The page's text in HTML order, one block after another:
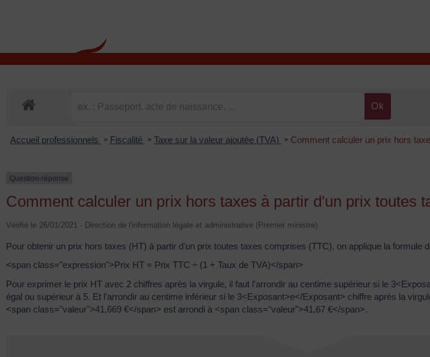
Accueil professionnels > Fiscalité > Taxe sur la valeur ajoutée (TVA) > Comment calculer un prix hors
Question-réponse
Comment calculer un prix hors taxes à partir d'un prix toutes
Vérifié le 26/01/2021 - Direction de l'information légale et administrative (Premier ministre)
Pour obtenir un prix hors taxes (HT) à partir d'un prix toutes taxes comprises (TTC), on applique la formule
<span class="expression">Prix HT = Prix TTC ÷ (1 + Taux de TVA)</span>
Pour exprimer le prix HT avec 2 chiffres après la virgule, il faut l'arrondir au centime supérieur si le
égal ou supérieur à 5. Et l'arrondir au centime inférieur si le 3<Exposant>e</Exposant> chiffre après la
<span class="valeur">41,669 €</span> est arrondi à <span class="valeur">41,67 €</span>.